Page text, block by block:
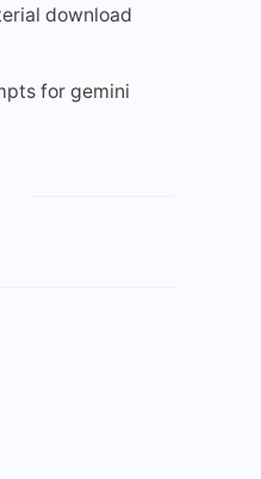
download
for gemini